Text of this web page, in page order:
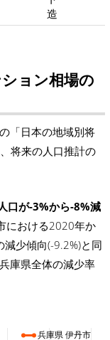
造
ョン相場の
「日本の地域別将
将来の人口推計の
人口が-3%から-8%減
における2020年か
少傾向(-9.2%)と同
庫県全体の減少率
兵庫県 伊丹市